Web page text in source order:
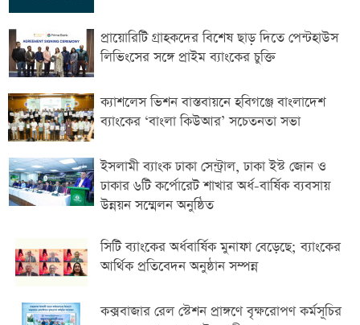
প্রায়োরিটি গ্রাহকদের বিশেষ ছাড় দিতে পেন্টহাউস
লিভিংসের সঙ্গে প্রাইম ব্যাংকের চুক্তি
ক্যাশলেস ভিশন বাস্তবায়নে হবিগঞ্জে বাংলাদেশ
ব্যাংকের ‘বাংলা কিউআর’ সচেতনতা সভা
ইসলামী ব্যাংক ঢাকা সেন্ট্রাল, ঢাকা ইস্ট জোন ও
ঢাকার ৬টি কর্পোরেট শাখার অর্ধ-বার্ষিক ব্যবসায়
উন্নয়ন সম্মেলন অনুষ্ঠিত
সিটি ব্যাংকের অর্ধবার্ষিক মুনাফা বেড়েছে; ব্যাংকের
আর্থিক প্রতিবেদন অনুষ্ঠান সম্পন্ন
কক্সবাজার রেল স্টেশন প্রাঙ্গণে বৃক্ষরোপণ কর্মসূচির